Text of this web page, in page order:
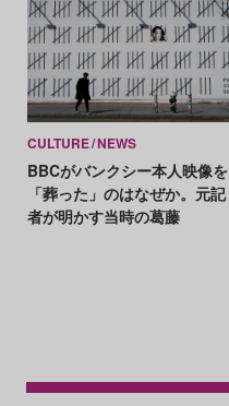
CULTURE NEWS
BBCがバンクシー本人映像を
「葬った」のはなぜか。元記
者が明かす当時の葛藤